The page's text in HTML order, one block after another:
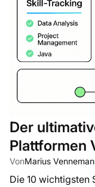
Der
Plattformen
VonMarius
Die 10